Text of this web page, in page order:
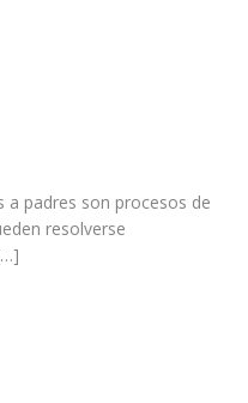
a padres son procesos de
resolverse